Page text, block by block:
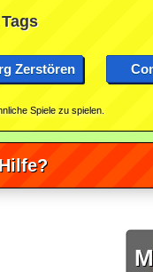
Zerstören
Spiele zu spielen.